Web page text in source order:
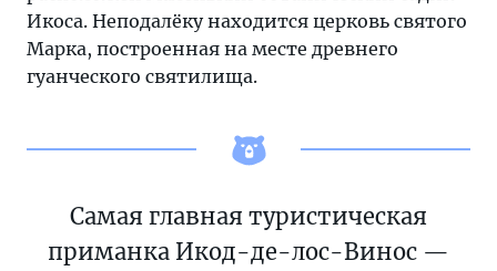
Икоса. Неподалёку находится церковь cвятого
Марка, построенная на месте древнего
гуанческого святилища.
Самая главная туристическая
приманка Икод-де-лос-Винос —